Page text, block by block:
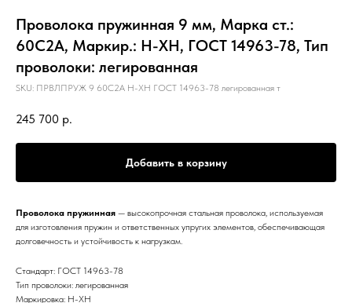
Проволока пружинная 9 мм, Марка ст.:
60С2А, Маркир.: Н-ХН, ГОСТ 14963-78, Тип
проволоки: легированная
SKU: ПРВЛПРУЖ 9 60С2А Н-ХН ГОСТ 14963-78 легированная т
245 700 р.
Добавить в корзину
Проволока пружинная — высокопрочная стальная проволока, используемая
для изготовления пружин и ответственных упругих элементов, обеспечивающая
долговечность и устойчивость к нагрузкам.
Стандарт: ГОСТ 14963-78
Тип проволоки: легированная
Маркировка: Н-ХН